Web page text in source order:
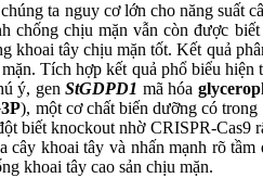
ta nguy cơ lớn cho năng suất
chống chịu mặn vẫn còn được
khoai tây chịu mặn tốt. Kết quả
Tích hợp kết quả phổ biểu
ý, gen StGDPD1 mã hóa
), một cơ chất biến dưỡng có
biết knockout nhờ CRISPR-Cas9
cây khoai tây và nhấn mạnh rõ
khoai tây cao sản chịu mặn.